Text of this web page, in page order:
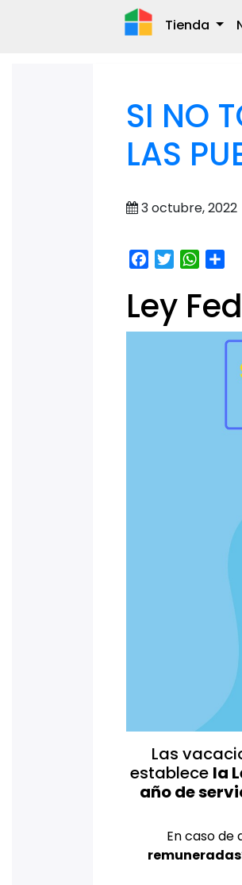
Tienda
SI NO
LAS
3 octubre, 2022
Facebook
Twitter
Ley
Las
establece la
año de
En caso de
remuneradas